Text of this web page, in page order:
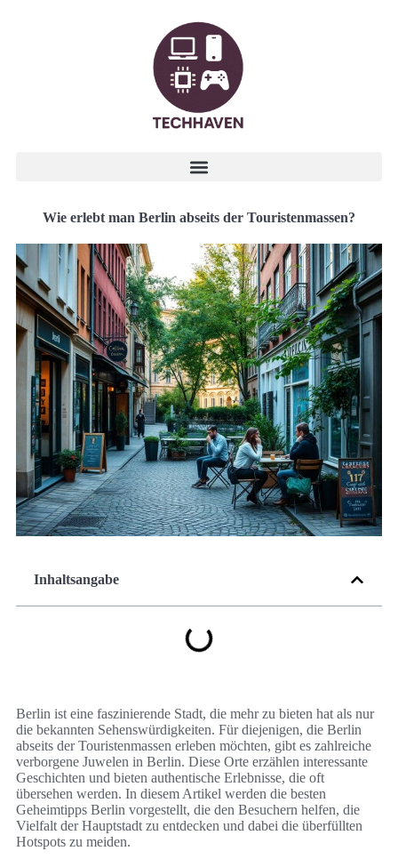
Wie erlebt man Berlin abseits der Touristenmassen?
Inhaltsangabe
Berlin ist eine faszinierende Stadt, die mehr zu bieten hat als nur
die bekannten Sehenswürdigkeiten. Für diejenigen, die Berlin
abseits der Touristenmassen erleben möchten, gibt es zahlreiche
verborgene Juwelen in Berlin. Diese Orte erzählen interessante
Geschichten und bieten authentische Erlebnisse, die oft
übersehen werden. In diesem Artikel werden die besten
Geheimtipps Berlin vorgestellt, die den Besuchern helfen, die
Vielfalt der Hauptstadt zu entdecken und dabei die überfüllten
Hotspots zu meiden.